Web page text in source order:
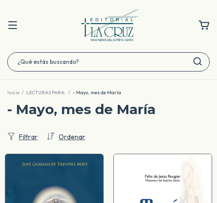
Inicio / LECTURAS PARA: / - Mayo, mes de María
- Mayo, mes de María
Ordenar
Filtrar